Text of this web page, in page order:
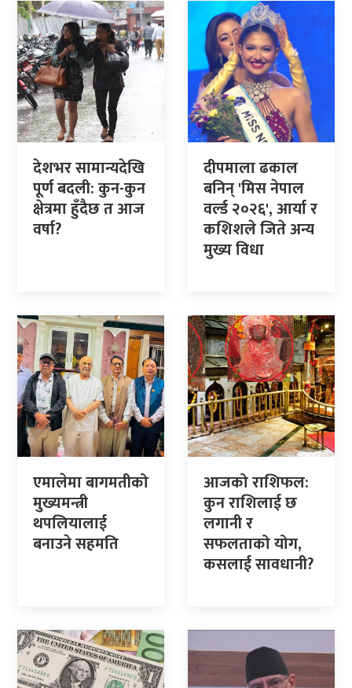
देशभर सामान्यदेखि
पूर्ण बदली: कुन-कुन
क्षेत्रमा हुँदैछ त आज
वर्षा?
दीपमाला ढकाल
बनिन् 'मिस नेपाल
वर्ल्ड २०२६', आर्या र
कशिशले जिते अन्य
मुख्य विधा
एमालेमा बागमतीको
मुख्यमन्त्री
थपलियालाई
बनाउने सहमति
आजको राशिफल:
कुन राशिलाई छ
लगानी र
सफलताको योग,
कसलाई सावधानी?